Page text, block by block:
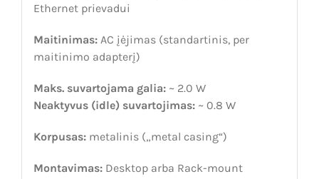
Ethernet prievadui
Maitinimas:AC įėjimas (standartinis, per
maitinimo adapterį)
Maks. suvartojama galia:~ 2.0 W
Neaktyvus (idle) suvartojimas:~ 0.8 W
Korpusas:metalinis („metal casing“)
Montavimas:Desktop arba Rack-mount